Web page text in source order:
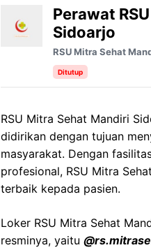
Perawat
Sidoarjo
RSU Mitra Sehat
Ditutup
RSU Mitra Sehat Mandiri
didirikan dengan tujuan
masyarakat. Dengan
profesional, RSU Mitra
terbaik kepada pasien.
Loker RSU Mitra Sehat
resminya, yaitu